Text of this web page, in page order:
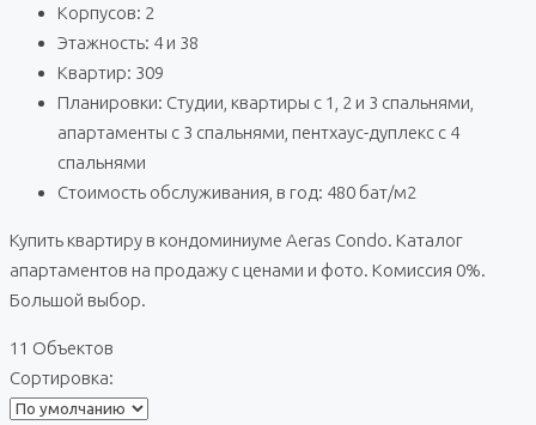
Корпусов: 2
Этажность: 4 и 38
Квартир: 309
Планировки: Студии, квартиры с 1, 2 и 3 спальнями,
апартаменты с 3 спальнями, пентхаус-дуплекс с 4
спальнями
Стоимость обслуживания, в год: 480 бат/м2
Купить квартиру в кондоминиуме Aeras Condo. Каталог
апартаментов на продажу с ценами и фото. Комиссия 0%.
Большой выбор.
11 Объектов
Сортировка: